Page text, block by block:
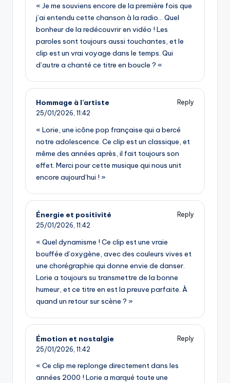
« Je me souviens encore de la première fois que
j’ai entendu cette chanson à la radio… Quel
bonheur de la redécouvrir en vidéo ! Les
paroles sont toujours aussi touchantes, et le
clip est un vrai voyage dans le temps. Qui
d’autre a chanté ce titre en boucle ? «
Hommage à l’artiste
Reply
25/01/2026, 11:42
« Lorie, une icône pop française qui a bercé
notre adolescence. Ce clip est un classique, et
même des années après, il fait toujours son
effet. Merci pour cette musique qui nous unit
encore aujourd’hui ! »
Énergie et positivité
Reply
25/01/2026, 11:42
« Quel dynamisme ! Ce clip est une vraie
bouffée d’oxygène, avec des couleurs vives et
une chorégraphie qui donne envie de danser.
Lorie a toujours su transmettre de la bonne
humeur, et ce titre en est la preuve parfaite. À
quand un retour sur scène ? »
Émotion et nostalgie
Reply
25/01/2026, 11:42
« Ce clip me replonge directement dans les
années 2000 ! Lorie a marqué toute une